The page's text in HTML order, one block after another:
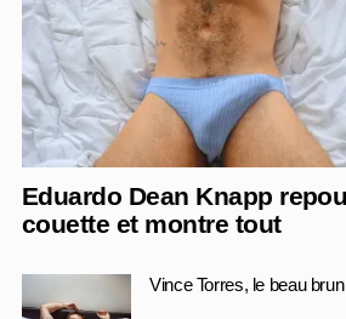
Eduardo Dean Knapp
couette et montre tout
Vince Torres, le beau